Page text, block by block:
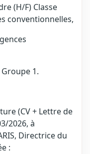
(H/F) Classe
conventionnelles,
1.
(CV + Lettre de
2026, à
Directrice du
: